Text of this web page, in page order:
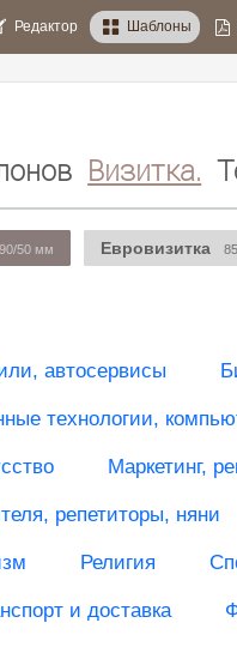
Редактор Шаблоны
Визитка.
90/50 мм Евровизитка
автосервисы
технологии,
Маркетинг,
репетиторы, няни
Религия
и доставка